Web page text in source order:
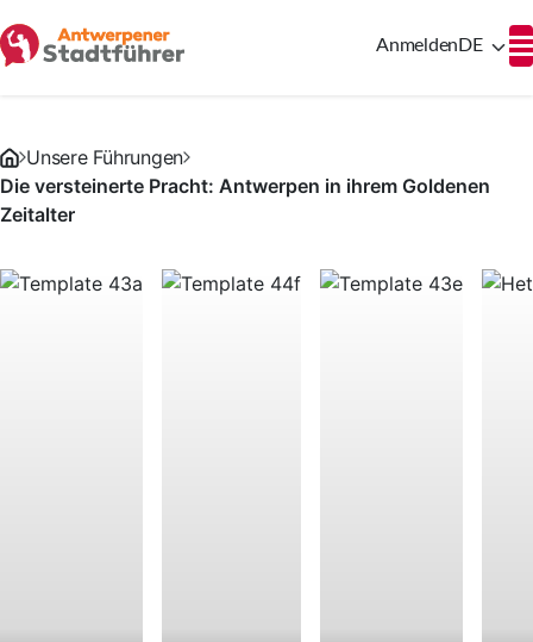
Anmelden DE
Unsere Führungen
Die versteinerte Pracht: Antwerpen in ihrem Goldenen
Zeitalter